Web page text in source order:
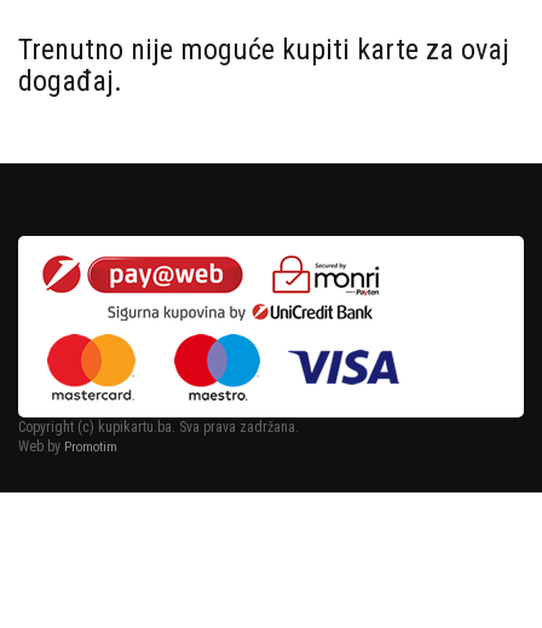
Trenutno nije moguće kupiti karte za ovaj
događaj.
Copyright (c) kupikartu.ba. Sva prava zadržana.
Web by Promotim